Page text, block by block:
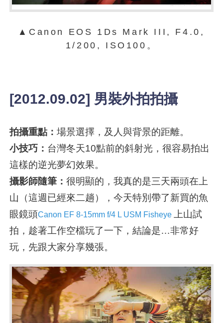
▲Canon EOS 1Ds Mark III, F4.0,
1/200, ISO100。
[2012.09.02] 男裝外拍拍攝
拍攝重點：場景選擇，及人與背景的距離。
小技巧： 台灣冬天10點前的斜射光，很容易拍出
這樣的逆光夢幻效果。
攝影師隨筆：很明顯的，我真的是三天兩頭在上
山（這週已經來二趟），今天特別帶了新買的魚
眼鏡頭Canon EF 8-15mm f/4 L USM Fisheye
上山試
拍，趁著工作空檔玩了一下，結論是…非常好
玩，先跟大家分享幾張。